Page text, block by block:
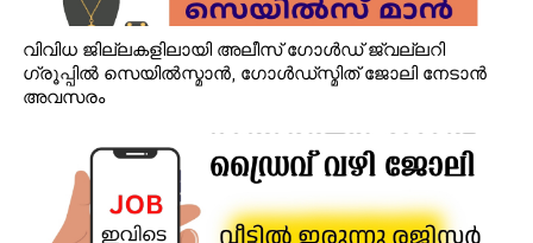
വിവിധ ജില്ലകളിലായി അലീസ് ഗോൾഡ് ജ്വല്ലറി
ഗ്രൂപ്പിൽ സെയിൽസ്മാൻ, ഗോൾഡ്‌സ്മിത് ജോലി നേടാൻ
അവസരം